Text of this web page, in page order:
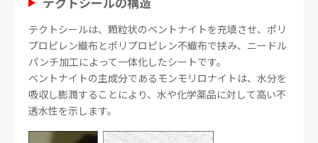
テクトシールは、顆粒状のベントナイトを充填させ、ポリ
プロピレン織布とポリプロピレン不織布で挟み、ニードル
パンチ加工によって一体化したシートです。
ベントナイトの主成分であるモンモリロナイトは、水分を
吸収し膨潤することにより、水や化学薬品に対して高い不
透水性を示します。